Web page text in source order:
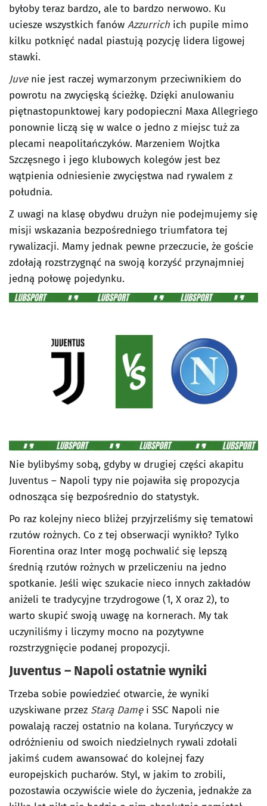
byłoby teraz bardzo, ale to bardzo nerwowo. Ku
uciesze wszystkich fanów Azzurrich ich pupile mimo
kilku potknięć nadal piastują pozycję lidera ligowej
stawki.
Juvenie jest raczej wymarzonym przeciwnikiem do
powrotu na zwycięską ścieżkę. Dzięki anulowaniu
piętnastopunktowej kary podopieczni Maxa Allegriego
ponownie liczą się w walce o jedno z miejsc tuż za
plecami neapolitańczyków. Marzeniem Wojtka
Szczęsnego i jego klubowych kolegów jest bez
wątpienia odniesienie zwycięstwa nad rywalem z
południa.
Z uwagi na klasę obydwu drużyn nie podejmujemy się
misji wskazania bezpośredniego triumfatora tej
rywalizacji. Mamy jednak pewne przeczucie, że goście
zdołają rozstrzygnąć na swoją korzyść przynajmniej
jedną połowę pojedynku.
Nie bylibyśmy sobą, gdyby w drugiej części akapitu
Juventus – Napoli typy nie pojawiła się propozycja
odnosząca się bezpośrednio do statystyk.
Po raz kolejny nieco bliżej przyjrzeliśmy się tematowi
rzutów rożnych. Co z tej obserwacji wynikło? Tylko
Fiorentina oraz Inter mogą pochwalić się lepszą
średnią rzutów rożnych w przeliczeniu na jedno
spotkanie. Jeśli więc szukacie nieco innych zakładów
aniżeli te tradycyjne trzydrogowe (1, X oraz 2), to
warto skupić swoją uwagę na kornerach. My tak
uczyniliśmy i liczymy mocno na pozytywne
rozstrzygnięcie podanej propozycji.
Juventus – Napoli ostatnie wyniki
Trzeba sobie powiedzieć otwarcie, że wyniki
uzyskiwane przez Starą Damęi SSC Napoli nie
powalają raczej ostatnio na kolana. Turyńczycy w
odróżnieniu od swoich niedzielnych rywali zdołali
jakimś cudem awansować do kolejnej fazy
europejskich pucharów. Styl, w jakim to zrobili,
pozostawia oczywiście wiele do życzenia, jednakże za